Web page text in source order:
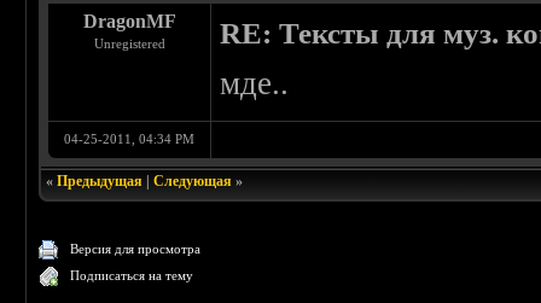
DragonMF
Unregistered RE: Тексты для муз.
мде..
04-25-2011, 04:34 PM
«Предыдущая |Следующая »
Версия для просмотра
Подписаться на тему